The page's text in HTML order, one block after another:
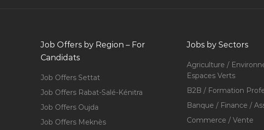
Job Offers by Region – For
Candidats
Job Offers Settat
Job Offers Rabat-Salé-Kénitra
Job Offers Oujda
Job Offers Meknès
Jobs by Sectors
Agriculture /
Espaces Verts
B2B / Formation
Banque / Finance /
Commerce / Vente